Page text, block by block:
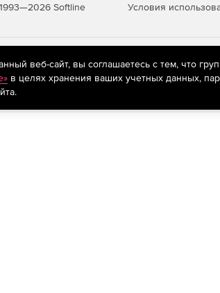
Softline Условия
рекомендательные технологии
пользователей сети
веб-сайт, вы соглашаетесь с тем, что
в целях хранения ваших учетных данных,